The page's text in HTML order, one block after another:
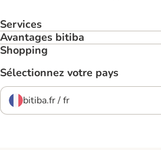
Services
Avantages bitiba
Shopping
Sélectionnez votre pays
bitiba.fr / fr